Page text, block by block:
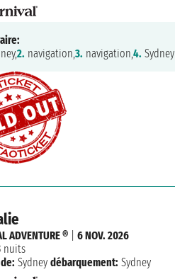
2. navigation,3. navigation,4. Sydney
ADVENTURE ® |6 NOV. 2026
nuits
Sydney débarquement: Sydney